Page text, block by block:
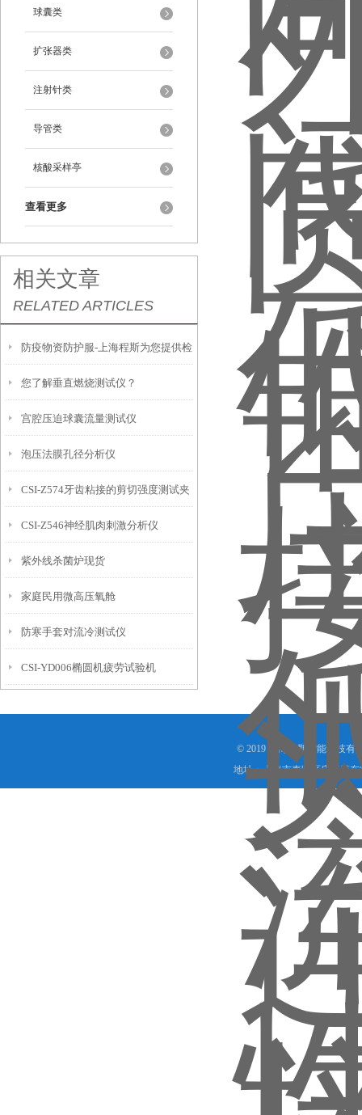
球囊类
扩张器类
注射针类
导管类
核酸采样亭
查看更多
相关文章
RELATED ARTICLES
防疫物资防护服-上海程斯为您提供检
测仪器清单
您了解垂直燃烧测试仪？
宫腔压迫球囊流量测试仪
泡压法膜孔径分析仪
CSI-Z574牙齿粘接的剪切强度测试夹
具工装(二)
CSI-Z546神经肌肉刺激分析仪
紫外线杀菌炉现货
家庭民用微高压氧舱
防寒手套对流冷测试仪
CSI-YD006椭圆机疲劳试验机
© 2019 上海程斯智能科技有
地址：上海市奉贤区庄行镇东